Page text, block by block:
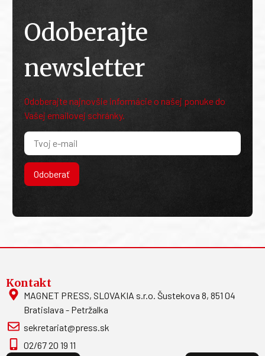
Odoberajte
newsletter
Odoberajte najnovšie informácie o našej ponuke do
Vašej emailovej schránky.
Odoberať
Kontakt
MAGNET PRESS, SLOVAKIA s.r.o. Šustekova 8, 851 04
Bratislava - Petržalka
sekretariat@press.sk
02/67 20 19 11